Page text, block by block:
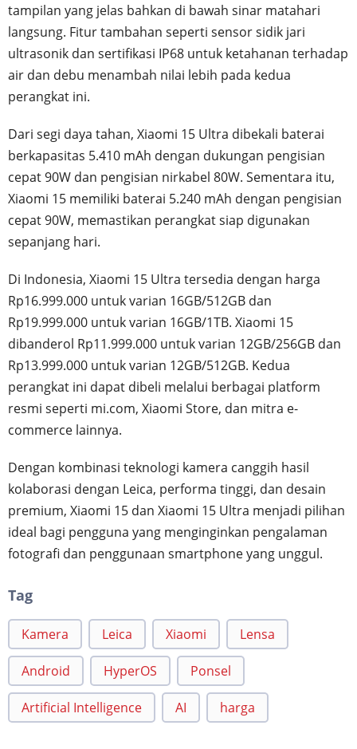
tampilan yang jelas bahkan di bawah sinar matahari
langsung. Fitur tambahan seperti sensor sidik jari
ultrasonik dan sertifikasi IP68 untuk ketahanan terhadap
air dan debu menambah nilai lebih pada kedua
perangkat ini.
Dari segi daya tahan, Xiaomi 15 Ultra dibekali baterai
berkapasitas 5.410 mAh dengan dukungan pengisian
cepat 90W dan pengisian nirkabel 80W. Sementara itu,
Xiaomi 15 memiliki baterai 5.240 mAh dengan pengisian
cepat 90W, memastikan perangkat siap digunakan
sepanjang hari.
Di Indonesia, Xiaomi 15 Ultra tersedia dengan harga
Rp16.999.000 untuk varian 16GB/512GB dan
Rp19.999.000 untuk varian 16GB/1TB. Xiaomi 15
dibanderol Rp11.999.000 untuk varian 12GB/256GB dan
Rp13.999.000 untuk varian 12GB/512GB. Kedua
perangkat ini dapat dibeli melalui berbagai platform
resmi seperti mi.com, Xiaomi Store, dan mitra e-
commerce lainnya.
Dengan kombinasi teknologi kamera canggih hasil
kolaborasi dengan Leica, performa tinggi, dan desain
premium, Xiaomi 15 dan Xiaomi 15 Ultra menjadi pilihan
ideal bagi pengguna yang menginginkan pengalaman
fotografi dan penggunaan smartphone yang unggul.
Tag
Kamera Leica Xiaomi Lensa
Android HyperOS Ponsel
Artificial Intelligence AI harga